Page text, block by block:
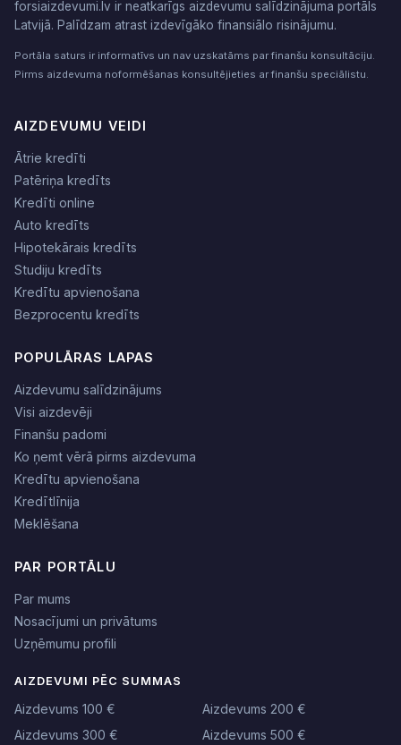
forsiaizdevumi.lv ir neatkarīgs aizdevumu salīdzinājuma portāls
Latvijā. Palīdzam atrast izdevīgāko finansiālo risinājumu.
Portāla saturs ir informatīvs un nav uzskatāms par finanšu konsultāciju.
Pirms aizdevuma noformēšanas konsultējieties ar finanšu speciālistu.
AIZDEVUMU VEIDI
Ātrie kredīti
Patēriņa kredīts
Kredīti online
Auto kredīts
Hipotekārais kredīts
Studiju kredīts
Kredītu apvienošana
Bezprocentu kredīts
POPULĀRAS LAPAS
Aizdevumu salīdzinājums
Visi aizdevēji
Finanšu padomi
Ko ņemt vērā pirms aizdevuma
Kredītu apvienošana
Kredītlīnija
Meklēšana
PAR PORTĀLU
Par mums
Nosacījumi un privātums
Uzņēmumu profili
AIZDEVUMI PĒC SUMMAS
Aizdevums 100 €
Aizdevums 200 €
Aizdevums 300 €
Aizdevums 500 €